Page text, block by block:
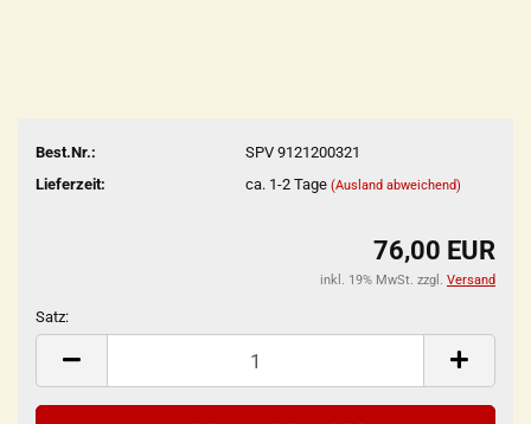
Best.Nr.:
SPV 9121200321
Lieferzeit:
ca. 1-2 Tage (Ausland abweichend)
76,00 EUR
inkl. 19% MwSt. zzgl. Versand
Satz:
Satz